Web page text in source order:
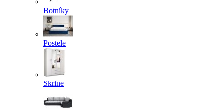
Botníky
Postele
Skrine